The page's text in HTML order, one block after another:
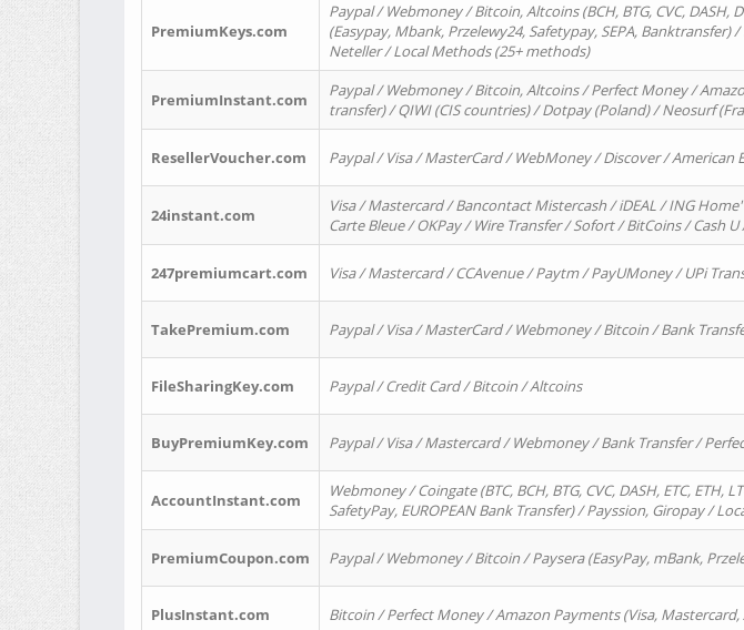
PremiumKeys.com
Paypal / Webmoney / Bitcoin, Altcoins (BCH, BTG, CVC, DASH,
(Easypay, Mbank, Przelewy24, Safetypay, SEPA,
Neteller / Local Methods (25+ methods)
PremiumInstant.com
Paypal / Webmoney / Bitcoin, Altcoins / Perfect Money /
transfer) / QIWI (CIS countries) / Dotpay (Poland) / Neosurf
ResellerVoucher.com Paypal / Visa / MasterCard / WebMoney / Discover / American
24instant.com
Visa / Mastercard / Bancontact Mistercash / iDEAL / ING
Carte Bleue / OKPay / Wire Transfer / Sofort / BitCoins / Cash
247premiumcart.com Visa / Mastercard / CCAvenue / Paytm / PayUMoney / UPi
TakePremium.com Paypal / Visa / MasterCard / Webmoney / Bitcoin / Bank
FileSharingKey.com Paypal / Credit Card / Bitcoin / Altcoins
BuyPremiumKey.com Paypal / Visa / Mastercard / Webmoney / Bank Transfer /
AccountInstant.com
Webmoney / Coingate (BTC, BCH, BTG, CVC, DASH, ETC, ETH,
SafetyPay, EUROPEAN Bank Transfer) / Payssion, Giropay /
PremiumCoupon.com Paypal / Webmoney / Bitcoin / Paysera (EasyPay, mBank,
PlusInstant.com Bitcoin / Perfect Money / Amazon Payments (Visa, Mastercard,